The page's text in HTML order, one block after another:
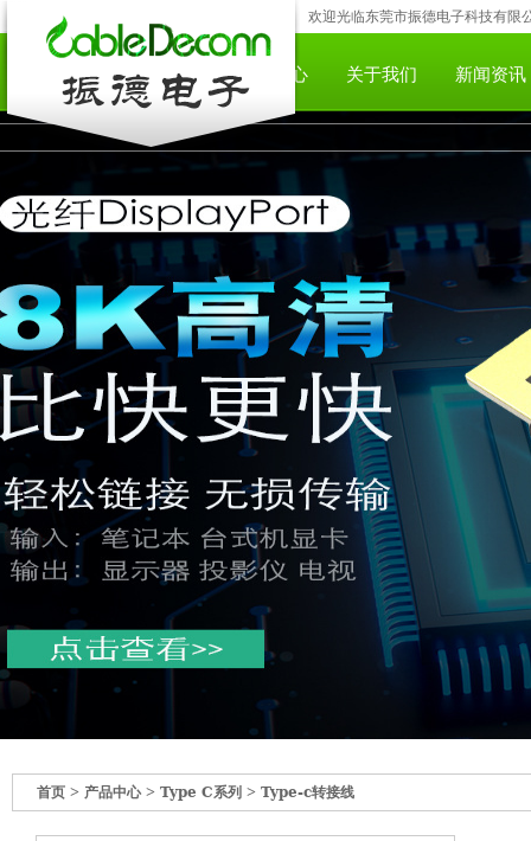
欢迎光临东莞市振德电子科技有限
网站首页 产品中心 下载中心 关于我们 新闻资讯
首页 > 产品中心 > Type C系列 > Type-c转接线